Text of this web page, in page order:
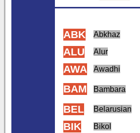
ABK Abkhaz
ALU Alur
AWA Awadhi
BAM Bambara
BEL Belarusian
BIK Bikol